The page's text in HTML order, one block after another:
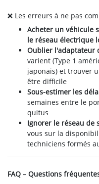
❌ Les erreurs à ne pas
Acheter un véhicule
le réseau électrique
Oublier l'adaptateur
varient (Type 1
japonais) et trouver
être difficile
Sous-estimer les
semaines entre le
quitus
Ignorer le réseau de
vous sur la
techniciens formés
FAQ – Questions